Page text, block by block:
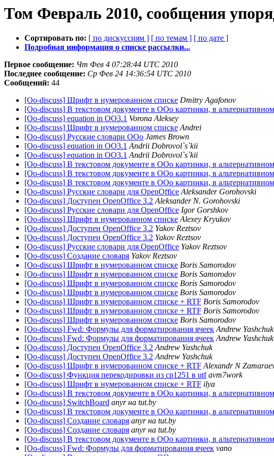
Том Февраль 2010, сообщения
Сортировать по: [ по дискуссиям ] [ по темам ] [ по дате ]
Подробная информация о списке рассылки...
Первое сообщение: Чт Фев 4 07:28:44 UTC 2010
Последнее сообщение: Ср Фев 24 14:36:54 UTC 2010
Сообщений: 44
[Oo-discuss] Шрифт в нумерованном списке Dmitry Agafonov
[Oo-discuss] В текстовом документе в OOo картинки, в
[Oo-discuss] equation in OO3.1 Vorona Aleksey
[Oo-discuss] Шрифт в нумерованном списке Andrei
[Oo-discuss] Русские словари ООo James Brown
[Oo-discuss] equation in OO3.1 Andrii Dobrovol`s`kii
[Oo-discuss] equation in OO3.1 Andrii Dobrovol`s`kii
[Oo-discuss] В текстовом документе в OOo картинки, в
[Oo-discuss] В текстовом документе в OOo картинки, в
[Oo-discuss] В текстовом документе в OOo картинки, в
[Oo-discuss] Русские словари для OpenOffice Aleksander Gorohovski
[Oo-discuss] Доступен OpenOffice 3.2 Aleksander N. Gorohovski
[Oo-discuss] Русские словари для OpenOffice Igor Gorshkov
[Oo-discuss] Шрифт в нумерованном списке Alexey Kryukov
[Oo-discuss] Доступен OpenOffice 3.2 Yakov Reztsov
[Oo-discuss] Доступен OpenOffice 3.2 Yakov Reztsov
[Oo-discuss] Русские словари для OpenOffice Yakov Reztsov
[Oo-discuss] Создание словаря Yakov Reztsov
[Oo-discuss] Шрифт в нумерованном списке Boris Samorodov
[Oo-discuss] Шрифт в нумерованном списке Boris Samorodov
[Oo-discuss] Шрифт в нумерованном списке Boris Samorodov
[Oo-discuss] Шрифт в нумерованном списке Boris Samorodov
[Oo-discuss] Шрифт в нумерованном списке + RTF Boris Samorodov
[Oo-discuss] Шрифт в нумерованном списке + RTF Boris Samorodov
[Oo-discuss] Шрифт в нумерованном списке Boris Samorodov
[Oo-discuss] Fwd: Формулы для форматирования ячеек Andrew Yashchuk
[Oo-discuss] Fwd: Формулы для форматирования ячеек Andrew Yashchuk
[Oo-discuss] Доступен OpenOffice 3.2 Andrew Yashchuk
[Oo-discuss] Доступен OpenOffice 3.2 Andrew Yashchuk
[Oo-discuss] Шрифт в нумерованном списке + RTF Alexandr N
[Oo-discuss] Функция перекодировки из cp1251 в utf avm7work
[Oo-discuss] Шрифт в нумерованном списке + RTF ilya
[Oo-discuss] В текстовом документе в OOo картинки, в
[Oo-discuss] SwitchBoard anyr на tut.by
[Oo-discuss] В текстовом документе в OOo картинки, в
[Oo-discuss] Создание словаря anyr на tut.by
[Oo-discuss] Создание словаря anyr на tut.by
[Oo-discuss] В текстовом документе в OOo картинки, в
[Oo-discuss] Fwd: Формулы для форматирования ячеек vano